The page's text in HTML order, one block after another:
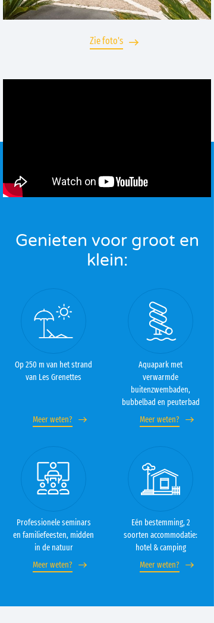
Zie foto's
Genieten voor groot en
klein:
Op 250 m van het strand
van Les Grenettes
Meer weten?
Aquapark met
verwarmde
buitenzwembaden,
bubbelbad en peuterbad
Meer weten?
Professionele seminars
en familiefeesten, midden
in de natuur
Meer weten?
Eén bestemming, 2
soorten accommodatie:
hotel & camping
Meer weten?